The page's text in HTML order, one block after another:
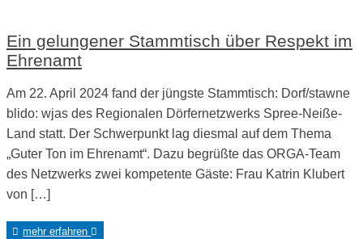
Ein gelungener Stammtisch über Respekt im
Ehrenamt
Am 22. April 2024 fand der jüngste Stammtisch: Dorf/stawne
blido: wjas des Regionalen Dörfernetzwerks Spree-Neiße-
Land statt. Der Schwerpunkt lag diesmal auf dem Thema
„Guter Ton im Ehrenamt“. Dazu begrüßte das ORGA-Team
des Netzwerks zwei kompetente Gäste: Frau Katrin Klubert
von […]
mehr erfahren